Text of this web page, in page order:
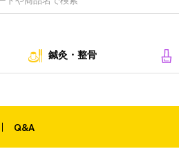
鍼灸・整骨
Q&A